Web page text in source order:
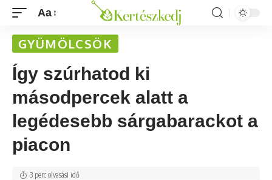
Aa
GYÜMÖLCSÖK
Így szúrhatod ki
másodpercek alatt a
legédesebb sárgabarackot a
piacon
3 perc olvasási idő